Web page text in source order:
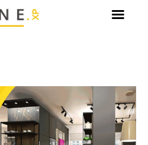
- tryb dedykowany edycji